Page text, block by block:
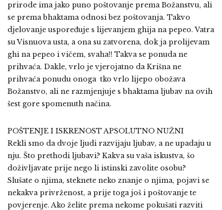
prirode ima jako puno poštovanje prema Božanstvu, ali
se prema bhaktama odnosi bez poštovanja. Takvo
djelovanje uspoređuje s lijevanjem ghija na pepeo. Vatra
su Visnuova usta, a ona su zatvorena, dok ja prolijevam
ghi na pepeo i vičem, svaha!! Takva se ponuda ne
prihvaća. Dakle, vrlo je vjerojatno da Krišna ne
prihvaća ponudu onoga tko vrlo lijepo obožava
Božanstvo, ali ne razmjenjuje s bhaktama ljubav na ovih
šest gore spomenuth načina.
POŠTENJE I ISKRENOST APSOLUTNO NUŽNI
Rekli smo da dvoje ljudi razvijaju ljubav, a ne upadaju u
nju. Što prethodi ljubavi? Kakva su vaša iskustva, šo
doživljavate prije nego li istinski zavolite osobu?
Slušate o njima, steknete neko znanje o njima, pojavi se
nekakva privrženost, a prije toga još i poštovanje te
povjerenje. Ako želite prema nekome pokušati razviti